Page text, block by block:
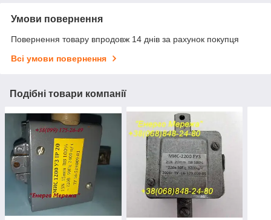
Умови повернення
Повернення товару впродовж 14 днів за рахунок покупця
Всі умови повернення
Подібні товари компанії